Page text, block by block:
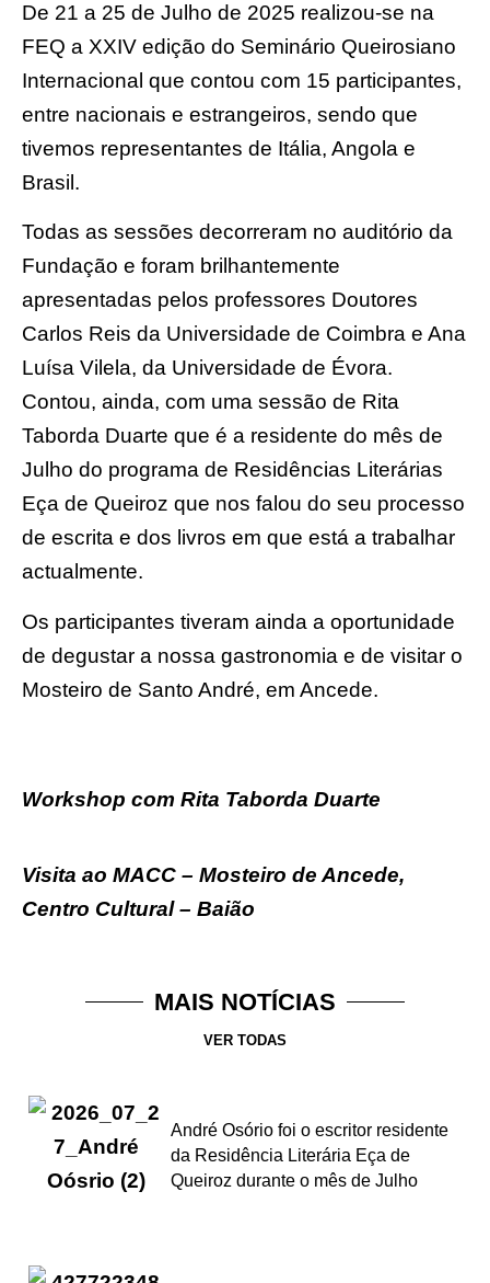
De 21 a 25 de Julho de 2025 realizou-se na
FEQ a XXIV edição do Seminário Queirosiano
Internacional que contou com 15 participantes,
entre nacionais e estrangeiros, sendo que
tivemos representantes de Itália, Angola e
Brasil.
Todas as sessões decorreram no auditório da
Fundação e foram brilhantemente
apresentadas pelos professores Doutores
Carlos Reis da Universidade de Coimbra e Ana
Luísa Vilela, da Universidade de Évora.
Contou, ainda, com uma sessão de Rita
Taborda Duarte que é a residente do mês de
Julho do programa de Residências Literárias
Eça de Queiroz que nos falou do seu processo
de escrita e dos livros em que está a trabalhar
actualmente.
Os participantes tiveram ainda a oportunidade
de degustar a nossa gastronomia e de visitar o
Mosteiro de Santo André, em Ancede.
Workshop com Rita Taborda Duarte
Visita ao MACC – Mosteiro de Ancede,
Centro Cultural – Baião
MAIS NOTÍCIAS
VER TODAS
André Osório foi o escritor residente
da Residência Literária Eça de
Queiroz durante o mês de Julho